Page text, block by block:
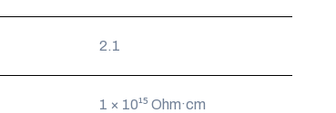
2.1
1 × 10¹⁵ Ohm·cm